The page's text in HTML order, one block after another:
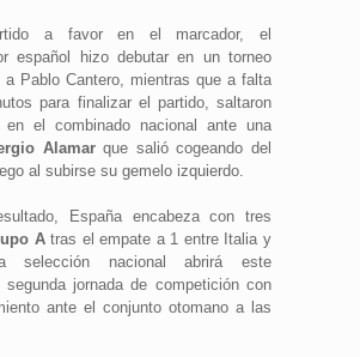
a favor en el marcador, el
español hizo debutar en un torneo
a Pablo Cantero, mientras que a falta
para finalizar el partido, saltaron
en el combinado nacional ante una
Alamarque salió cogeando del
al subirse su gemelo izquierdo.
España encabeza con tres
Atras el empate a 1 entre Italia y
selección nacional abrirá este
segunda jornada de competición con
ante el conjunto otomano a las